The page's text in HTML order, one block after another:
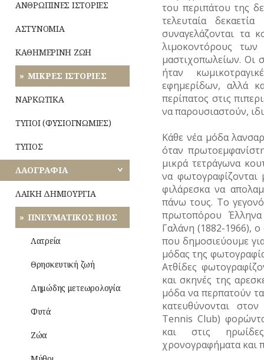
ΘΕΑΤΡΟ
ΚΙΝΗΜΑΤΟΓΡΑΦΟΣ
ΚΟΜΙΚΣ
–
ΣΚΙΤΣΑ
(ΓΕΛΟΙΟΓΡΑΦΙΕΣ)
–
ΠΟΙΗΣΗ
ΜΟΥΣΙΚΗ
ΟΛΥΜΠΙΑΚΟΙ
(ΟΛΥΜΠΙΣΜΟΣ)
ΡΑΔΙΟΦΩΝΟ
ΤΗΛΕΟΡΑΣΗ
ΦΩΤΟΓΡΑΦΙΑ
ΧΟΡΟΣ
ΝΟΤΙΟΣ
ΑΘΗΝΩΝ
ΑΝΑΤΟΛΙΚΗΣ
ΑΤΤΙΚΗΣ
ΔΥΤΙΚΗΣ
ΜΟΝΕΣ
ΕΝΟΡΙΕΣ
ΕΟΡΤΕΣ
ΞΩΚΚΛΗΣΙΑ
ΠΑΝΗΓΥΡΙΑ
ΑΝΘΡΩΠΙΝΕΣ ΙΣΤΟΡΙΕΣ
ΑΣΤΥΝΟΜΙΑ
ΚΑΘΗΜΕΡΙΝΗ ΖΩΗ
ΜΙΚΡΕΣ ΙΣΤΟΡΙΕΣ
ΝΑΡΚΩΤΙΚΑ
ΤΥΠΟΙ (ΦΥΣΙΟΓΝΩΜΙΕΣ)
ΤΥΠΟΣ
ΛΑΟΓΡΑΦΙΑ
ΛΑΙΚΗ ΔΗΜΙΟΥΡΓΙΑ
Οίκος
–
Αυλή
Τροφές
Ποτά
Ενδυμασία
–
ΠΝΕΥΜΑΤΙΚΟΣ ΒΙΟΣ
Λατρεία
Θρησκευτική ζωή
Δημώδης μετεωρολογία
Φυτά
Ζώα
του περιπάτου της
τελευταία
συναγελάζονται τα
λιμοκοντόρους
μαστιχοπωλείων. Οι
ήταν
εφημερίδων, αλλά
περίπατος στις
να παρουσιαστούν,
Κάθε νέα μόδα
όταν
μικρά τετράγωνα
να φωτογραφίζονται
φιλάρεσκα να
πάνω τους. Το
πρωτοπόρου
Γαλάνη (1882-1966),
που δημοσιεύουμε
μόδας της
Ατθίδες
και σκηνές της
μόδα να περπατούν τα
κατευθύνονται
Tennis Club)
και στις
χρονογραφήματα και